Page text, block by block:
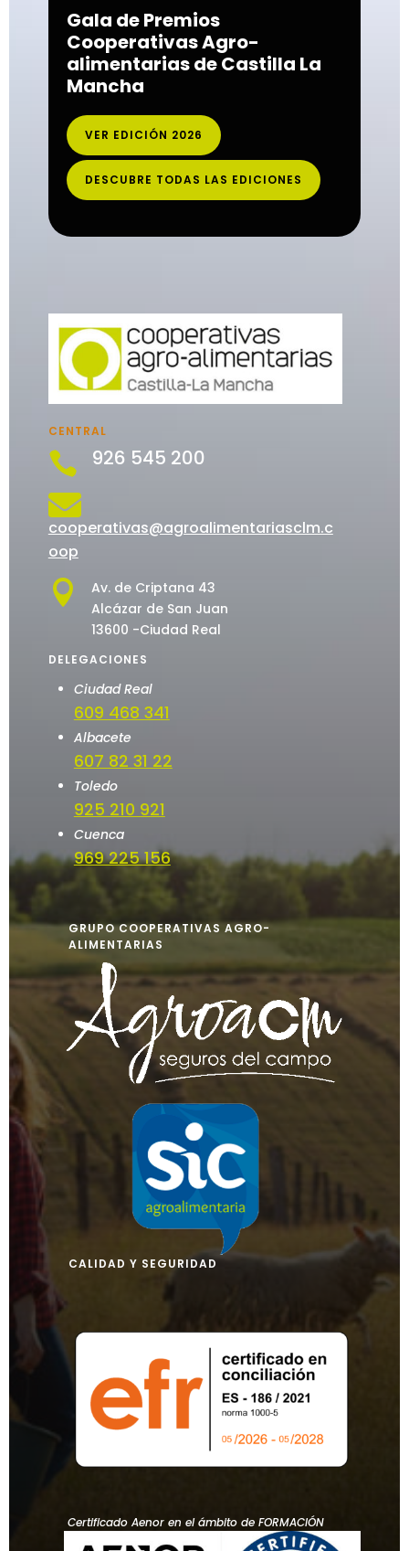
Gala de Premios
Cooperativas Agro-
alimentarias de Castilla La
Mancha
VER EDICIÓN 2026
DESCUBRE TODAS LAS EDICIONES
CENTRAL
 926 545 200

cooperativas@agroalimentariasclm.c
oop

Av. de Criptana 43
Alcázar de San Juan
13600 -Ciudad Real
DELEGACIONES
Ciudad Real
609 468 341
Albacete
607 82 31 22
Toledo
925 210 921
Cuenca
969 225 156
GRUPO COOPERATIVAS AGRO-
ALIMENTARIAS
CALIDAD Y SEGURIDAD
Certificado Aenor en el ámbito de FORMACIÓN